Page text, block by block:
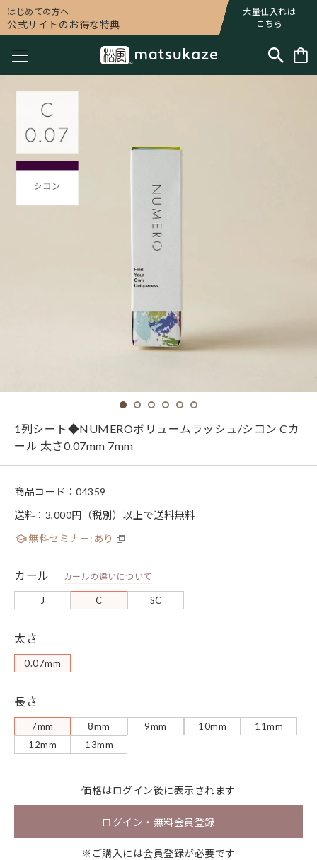
はじめての方へ
公式サイトのお得な特典
大量仕入れは
こちら
1列シート◆NUMEROボリュームラッシュ/シコン Cカ
ール 太さ0.07mm 7mm
商品コード： 04359
送料：3,000円（税別）以上で送料無料
無料セミナー: あり
カール カールの違いについて
J C SC
太さ
0.07mm
長さ
7mm 8mm 9mm 10mm
11mm
12mm
13mm
価格はログイン後に表示されます
ログイン・無料会員登録
※ご購入には会員登録が必要です